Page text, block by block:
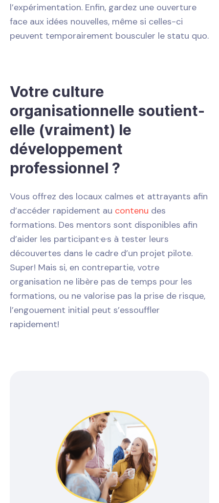
l’expérimentation. Enfin, gardez une ouverture
face aux idées nouvelles, même si celles-ci
peuvent temporairement bousculer le statu quo.
Votre culture
organisationnelle soutient-
elle (vraiment) le
développement
professionnel ?
Vous offrez des locaux calmes et attrayants afin
d’accéder rapidement au contenu des
formations. Des mentors sont disponibles afin
d’aider les participant·e·s à tester leurs
découvertes dans le cadre d’un projet pilote.
Super! Mais si, en contrepartie, votre
organisation ne libère pas de temps pour les
formations, ou ne valorise pas la prise de risque,
l’engouement initial peut s’essouffler
rapidement!